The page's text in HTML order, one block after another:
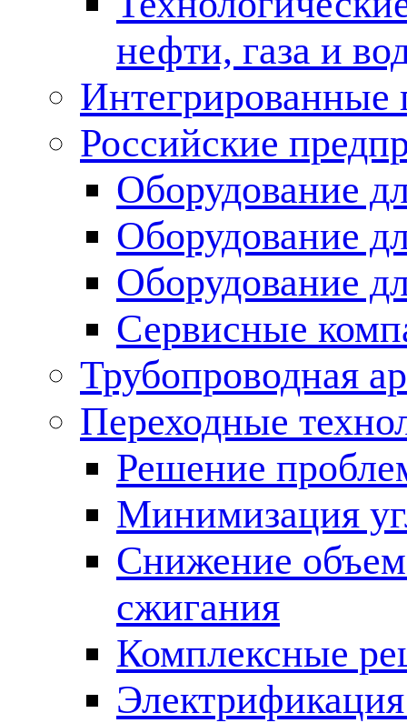
нефти, газа и
Российские
Оборудование
Оборудование
Оборудование
Сервисные
Трубопроводная
Переходные
Решение
Минимизация
Снижение
сжигания
Комплексные